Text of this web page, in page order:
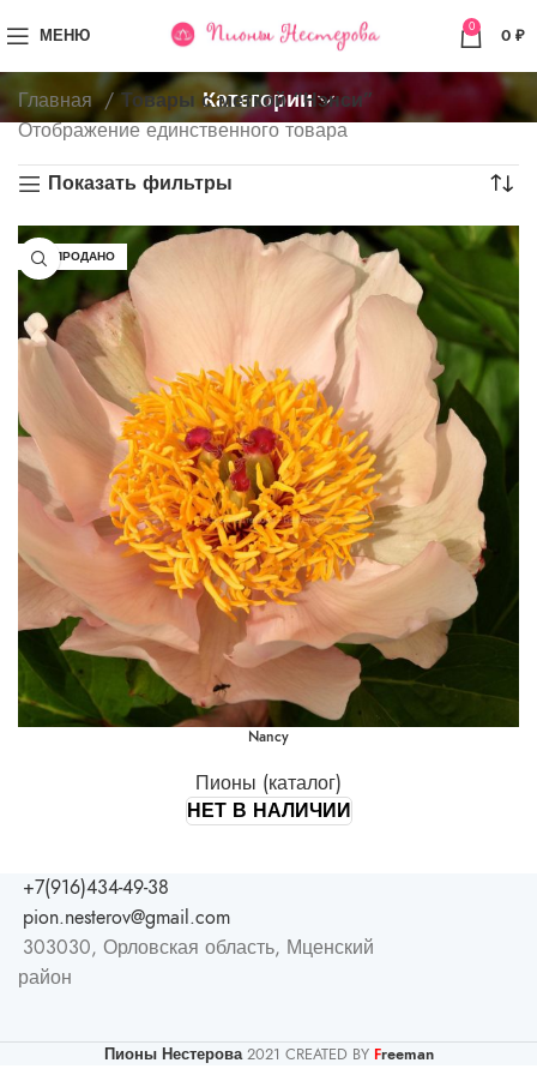
МЕНЮ 0 0 ₽
Категории
Главная
Товары с меткой “Нэнси”
Отображение единственного товара
Показать фильтры
РАСПРОДАНО
Nancy
Пионы (каталог)
НЕТ В НАЛИЧИИ
+7(916)434-49-38
pion.nesterov@gmail.com
303030, Орловская область, Мценский
район
Пионы Нестерова 2021 CREATED BY Freeman